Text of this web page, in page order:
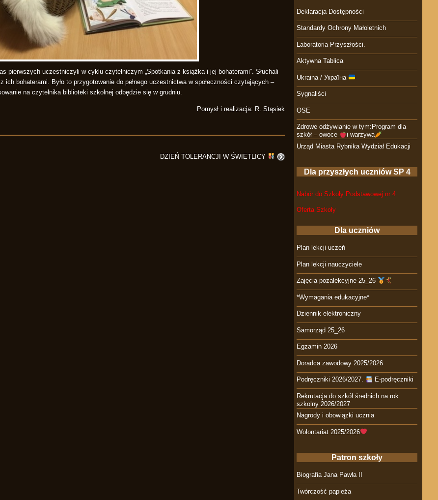
pierwszych uczestniczyli w cyklu czytelniczym „Spotkania z książką i jej bohaterami”. Słuchali
ich bohaterami. Było to przygotowanie do pełnego uczestnictwa w społeczności czytających –
na czytelnika biblioteki szkolnej odbędzie się w grudniu.
Pomysł i realizacja: R. Stąsiek
DZIEŃ TOLERANCJI W ŚWIETLICY
Deklaracja Dostępności
Standardy Ochrony Małoletnich
Laboratoria Przyszłości.
Aktywna Tablica
Ukraina / Україна
Sygnaliści
OSE
Zdrowe odżywianie w tym:Program dla
szkół – owoce
i warzywa
Urząd Miasta Rybnika Wydział Edukacji
Dla przyszłych uczniów SP 4
Nabór do Szkoły Podstawowej nr 4
Oferta Szkoły
Dla uczniów
Plan lekcji uczeń
Plan lekcji nauczyciele
Zajęcia pozalekcyjne 25_26
*Wymagania edukacyjne*
Dziennik elektroniczny
Samorząd 25_26
Egzamin 2026
Doradca zawodowy 2025/2026
Podręczniki 2026/2027. E-podręczniki
Rekrutacja do szkół średnich na rok
szkolny 2026/2027
Nagrody i obowiązki ucznia
Wolontariat 2025/2026
Patron szkoły
Biografia Jana Pawła II
Twórczość papieża